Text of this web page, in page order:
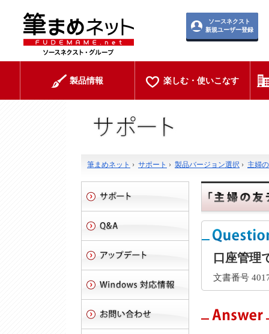
ソースネクスト
新規ユーザー登録
製品情報 楽しむ・使いこなす
筆まめネット › サポート › 製品バージョン選択 › 主婦
口座管理
文書番号